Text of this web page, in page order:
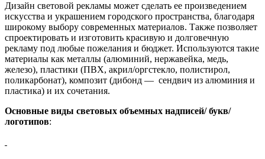
Дизайн световой рекламы может сделать ее произведением
искусства и украшением городского пространства, благодаря
широкому выбору современных материалов. Также позволяет
спроектировать и изготовить красивую и долговечную
рекламу под любые пожелания и бюджет. Используются такие
материалы как металлы (алюминий, нержавейка, медь,
железо), пластики (ПВХ, акрил/оргстекло, полистирол,
поликарбонат), композит (дибонд — сендвич из алюминия и
пластика) и их сочетания.
Основные виды световых объемных надписей/ букв/
логотипов: